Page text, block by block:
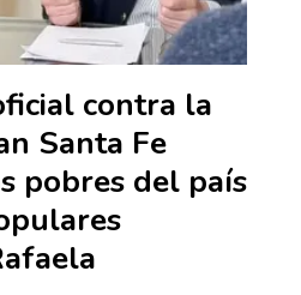
contra la
Santa Fe
pobres del país